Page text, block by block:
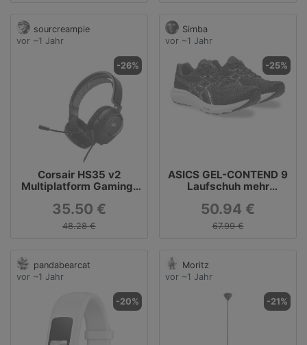
sourcreampie
vor ~1 Jahr
-26%
Corsair HS35 v2
Multiplatform Gaming-
35.50 €
48.28 €
Simba
vor ~1 Jahr
-25%
ASICS GEL-CONTEND 9
Laufschuh mehr
50.94 €
67.99 €
pandabearcat
vor ~1 Jahr
-20%
Moritz
vor ~1 Jahr
-21%